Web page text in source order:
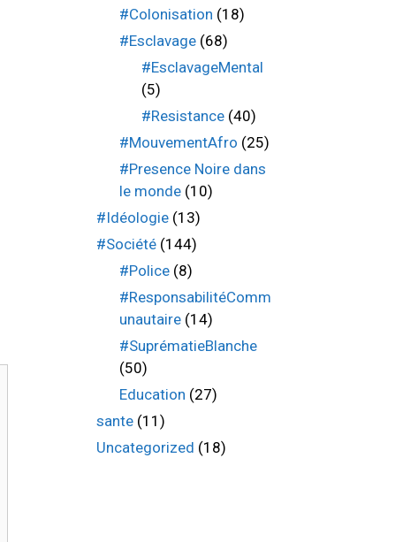
#Colonisation (18)
#Esclavage(68)
#EsclavageMental
(5)
#Resistance (40)
#MouvementAfro (25)
#Presence Noire dans
le monde(10)
#Idéologie (13)
#Société (144)
#Police(8)
#ResponsabilitéComm
unautaire(14)
#SuprématieBlanche
(50)
Education (27)
sante (11)
Uncategorized (18)